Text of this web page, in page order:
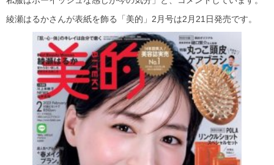
綾瀬はるかさんが表紙を飾る「美的」2月号は2月21日発売です。